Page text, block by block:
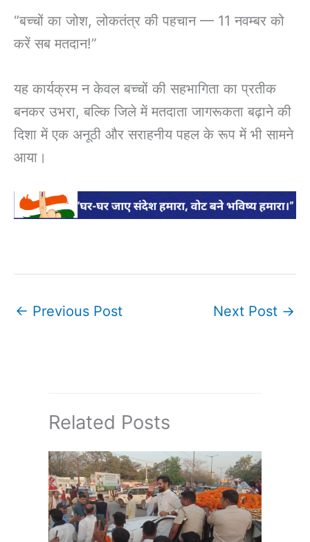
“बच्चों का जोश, लोकतंत्र की पहचान — 11 नवम्बर को
करें सब मतदान!”
यह कार्यक्रम न केवल बच्चों की सहभागिता का प्रतीक
बनकर उभरा, बल्कि जिले में मतदाता जागरूकता बढ़ाने की
दिशा में एक अनूठी और सराहनीय पहल के रूप में भी सामने
आया।
← Previous Post Next Post →
Related Posts